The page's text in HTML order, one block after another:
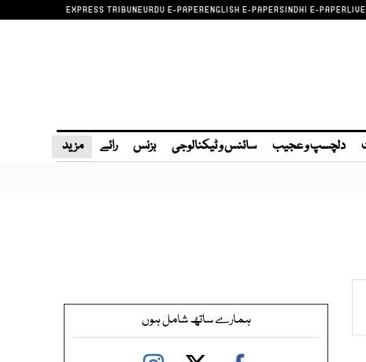
EXPRESS TRIBUNEURDU E-PAPERENGLISH E-PAPERSINDHI E-PAPER
دلچسپ و عجیب سائنس و ٹیکنالوجی بزنس رائے مزید
ہمارے ساتھ شامل ہوں